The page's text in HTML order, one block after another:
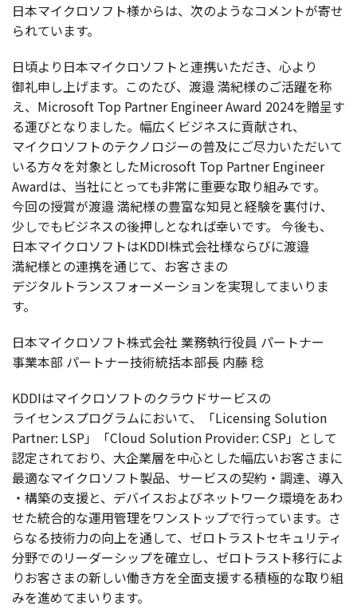
日本マイクロソフト様からは、次のようなコメントが寄せ
られています。
日頃より 日本マイクロソフト と連携いただき、心より
御礼申し上げます。このたび、 渡邉満紀様のご活躍を称
え、Microsoft Top Partner Engineer Award 2024を贈呈す
る運びとなりました。 幅広く ビジネスに貢献され、
マイクロソフトのテクノロジーの普及にご尽力いただいて
いる方々を対象としたMicrosoft Top Partner Engineer
Awardは、 当社にとっても非常に重要な取り組みです。
今回の授賞が渡邉満紀様の豊富な知見と経験を裏付け、
少しでも ビジネスの後押しとなれば幸いです。 今後も、
日本マイクロソフトはKDDI株式会社様ならびに渡邉
満紀様との連携を通じて、お客さまの
デジタルトランスフォーメーションを実現してまいりま
す。
日本マイクロソフト株式会社 業務執行役員 パートナー
事業本部 パートナー技術統括本部長 内藤稔
KDDIはマイクロソフトのクラウドサービスの
ライセンスプログラムにおいて、「Licensing Solution
Partner: LSP」「Cloud Solution Provider: CSP」として
認定されており、 大企業層を中心とした幅広いお客さまに
最適なマイクロソフト製品、 サービスの契約 ・ 調達、 導入
・ 構築の支援と、 デバイスおよびネットワーク環境をあわ
せた統合的な運用管理をワンストップで行っています。さ
らなる技術力の向上を通して、 ゼロトラストセキュリティ
分野でのリーダーシップを確立し、 ゼロトラスト移行によ
りお客さまの新しい働き方を全面支援する積極的な取り組
みを進めてまいります。